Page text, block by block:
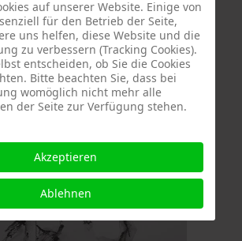
auf unserer Website. Einige von
für den Betrieb der Seite,
uns helfen, diese Website und die
zu verbessern (Tracking Cookies).
entscheiden, ob Sie die Cookies
Bitte beachten Sie, dass bei
womöglich nicht mehr alle
der Seite zur Verfügung stehen.
Akzeptieren
Ablehnen